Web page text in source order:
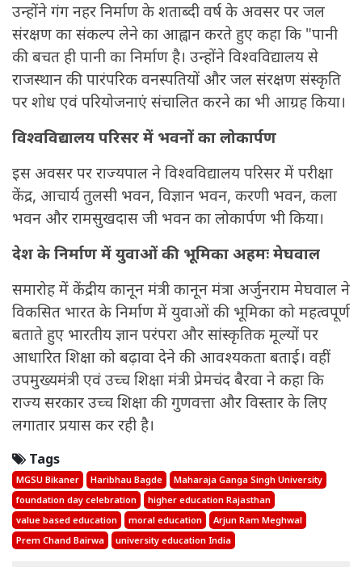
उन्होंने गंग नहर निर्माण के शताब्दी वर्ष के अवसर पर जल
संरक्षण का संकल्प लेने का आह्वान करते हुए कहा कि "पानी
की बचत ही पानी का निर्माण है। उन्होंने विश्वविद्यालय से
राजस्थान की पारंपरिक वनस्पतियों और जल संरक्षण संस्कृति
पर शोध एवं परियोजनाएं संचालित करने का भी आग्रह किया।
विश्वविद्यालय परिसर में भवनों का लोकार्पण
इस अवसर पर राज्यपाल ने विश्वविद्यालय परिसर में परीक्षा
केंद्र, आचार्य तुलसी भवन, विज्ञान भवन, करणी भवन, कला
भवन और रामसुखदास जी भवन का लोकार्पण भी किया।
देश के निर्माण में युवाओं की भूमिका अहमः मेघवाल
समारोह में केंद्रीय कानून मंत्री कानून मंत्रा अर्जुनराम मेघवाल ने
विकसित भारत के निर्माण में युवाओं की भूमिका को महत्वपूर्ण
बताते हुए भारतीय ज्ञान परंपरा और सांस्कृतिक मूल्यों पर
आधारित शिक्षा को बढ़ावा देने की आवश्यकता बताई। वहीं
उपमुख्यमंत्री एवं उच्च शिक्षा मंत्री प्रेमचंद बैरवा ने कहा कि
राज्य सरकार उच्च शिक्षा की गुणवत्ता और विस्तार के लिए
लगातार प्रयास कर रही है।
Tags
MGSU Bikaner Haribhau Bagde
Maharaja Ganga Singh University
foundation day celebration
higher education Rajasthan
value based education
moral education
Arjun Ram Meghwal
Prem Chand Bairwa
university education India